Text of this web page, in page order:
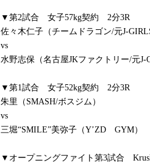
▼第2試合 女子57kg契約 2分3R
佐々木仁子（チームドラゴン/元J-
vs
水野志保（名古屋JKファクトリー/元
▼第1試合 女子52kg契約 2分3R
朱里（SMASH/ボスジム）
vs
三堀“SMILE”美弥子（Y’ZD GYM）
▼オープニングファイト第3試合